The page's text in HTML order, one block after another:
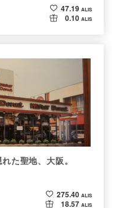
47.19 ALIS
0.10 ALIS
た聖地、大阪。
275.40 ALIS
18.57 ALIS